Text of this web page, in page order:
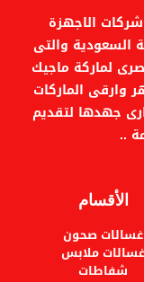
الاجهزة
السعودية والتى
الحصرى لماركة ماجيك
وارقى الماركات
جهدها لتقديم
..
الأقسام
غسالات صحون
غسالات ملابس
شفاطات